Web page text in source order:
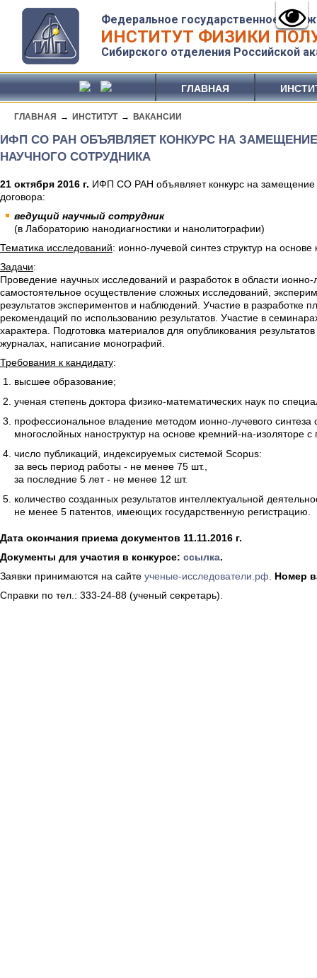
Федеральное государственное
ИНСТИТУТ ФИЗИКИ
Сибирского отделения Российской
ГЛАВНАЯ
ГЛАВНАЯ → ИНСТИТУТ → ВАКАНСИИ
ИФП СО РАН ОБЪЯВЛЯЕТ КОНКУРС НА
НАУЧНОГО СОТРУДНИКА
21 октября 2016 г. ИФП СО РАН объявляет конкурс на замещение
договора:
ведущий научный сотрудник
(в Лабораторию нанодиагностики и нанолитографии)
Тематика исследований: ионно-лучевой синтез структур на
Задачи:
Проведение научных исследований и разработок в области ионно-
самостоятельное осуществление сложных исследований,
результатов экспериментов и наблюдений. Участие в разработке
рекомендаций по использованию результатов. Участие в
характера. Подготовка материалов для опубликования
журналах, написание монографий.
Требования к кандидату:
высшее образование;
ученая степень доктора физико-математических наук по
профессиональное владение методом ионно-лучевого
многослойных наноструктур на основе кремний-на-изоляторе
число публикаций, индексируемых системой Scopus:
за весь период работы - не менее 75 шт.,
за последние 5 лет - не менее 12 шт.
количество созданных результатов интеллектуальной
не менее 5 патентов, имеющих государственную регистрацию.
Дата окончания приема документов 11.11.2016 г.
Документы для участия в конкурсе: ссылка.
Заявки принимаются на сайте ученые-исследователи.рф
Номер
Справки по тел.: 333-24-88 (ученый секретарь).